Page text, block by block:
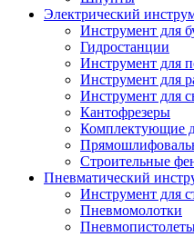
Электрический
Инструмент для
Гидростанции
Инструмент для
Инструмент для
Инструмент для
Кантофрезеры
Комплектующие
Строительные
Пневматический
Инструмент для
Пневмомолотки